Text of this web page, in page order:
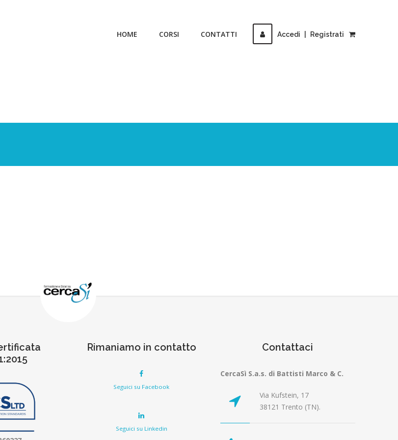
Accedi Registrati
HOME CORSI CONTATTI
Rimaniamo in contatto
Seguici su Facebook
Seguici su Linkedin
Contattaci
CercaSì S.a.s. di Battisti Marco & C.
Via Kufstein, 17
38121 Trento (TN).